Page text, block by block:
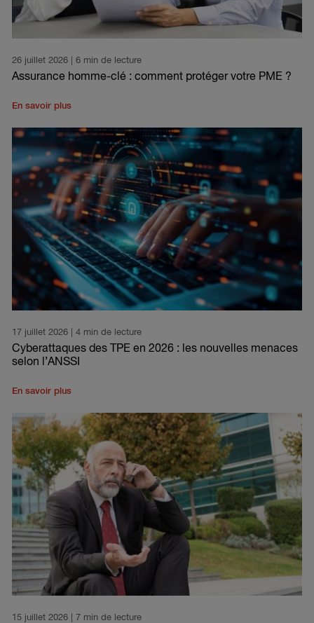
26 juillet 2026 | 6 min de lecture
Assurance homme-clé : comment protéger votre PME ?
En savoir plus
17 juillet 2026 | 4 min de lecture
Cyberattaques des TPE en 2026 : les nouvelles menaces
selon l’ANSSI
En savoir plus
15 juillet 2026 | 7 min de lecture